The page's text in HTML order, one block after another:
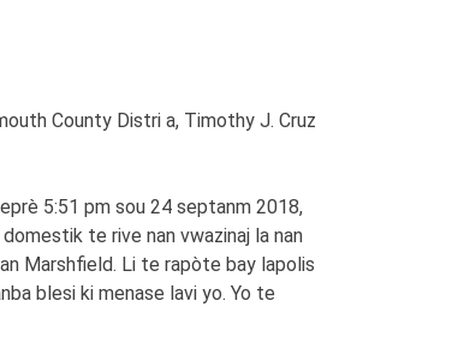
County Distri a, Timothy J. Cruz
5:51 pm sou 24 septanm 2018,
te rive nan vwazinaj la nan
Marshfield. Li te rapòte bay lapolis
blesi ki menase lavi yo. Yo te